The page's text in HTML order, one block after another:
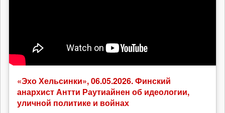
«Эхо Хельсинки», 06.05.2026. Финский
анархист Антти Раутиайнен об идеологии,
уличной политике и войнах